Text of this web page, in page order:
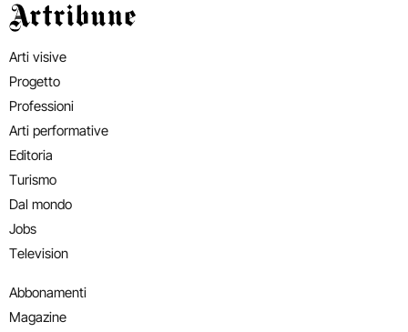
Artribune
Arti visive
Progetto
Professioni
Arti performative
Editoria
Turismo
Dal mondo
Jobs
Television
Abbonamenti
Magazine